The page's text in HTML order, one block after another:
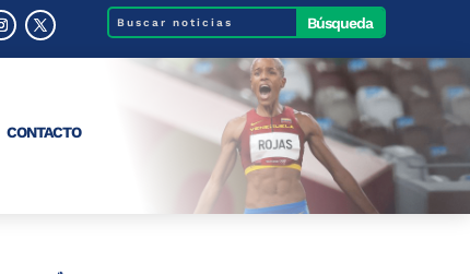
CONTACTO